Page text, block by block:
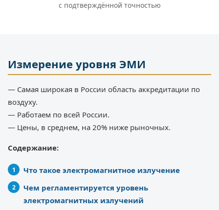
с подтверждённой точностью
Измерение уровня ЭМИ
— Самая широкая в России область аккредитации по
воздуху.
— Работаем по всей России.
— Цены, в среднем, на 20% ниже рыночных.
Содержание:
Что такое электромагнитное излучение
Чем регламентируется уровень
электромагнитных излучений